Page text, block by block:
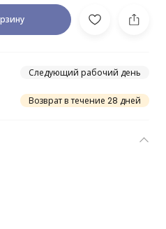
Следующий рабочий день
Возврат в течение 28 дней